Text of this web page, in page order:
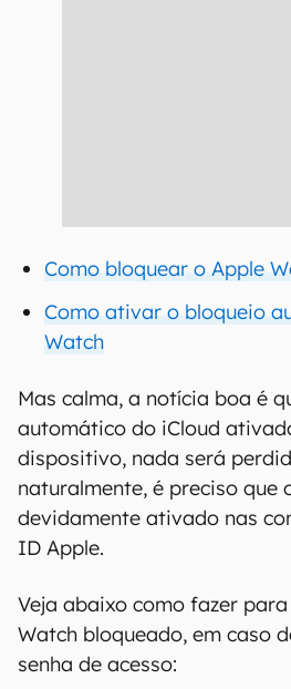
Como bloquear o Apple
Como ativar o bloqueio
Watch
Mas calma, a notícia boa é
automático do iCloud
dispositivo, nada será
naturalmente, é preciso que
devidamente ativado nas
ID Apple.
Veja abaixo como fazer
Watch bloqueado, em caso
senha de acesso: